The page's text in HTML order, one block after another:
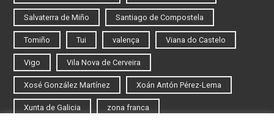
Salvaterra de Miño Santiago de Compostela
Tomiño Tui valença Viana do Castelo
Vigo Vila Nova de Cerveira
Xosé González Martínez Xoán Antón Pérez-Lema
Xunta de Galicia zona franca